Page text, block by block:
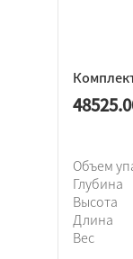
Объем
Глубина
Высота
Длина
Вес